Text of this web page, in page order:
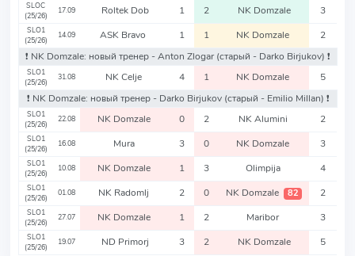
SLOC
(25/26)
17.09 Roltek Dob 1 2 NK Domzale 3
SLO1
(25/26)
14.09 ASK Bravo 1 1 NK Domzale
2
❗️ NK Domzale: новый тренер - Anton Zlogar(старый - Darko Birjukov) ❗️
SLO1
(25/26)
31.08 NK Celje 4 1 NK Domzale
5
❗️ NK Domzale: новый тренер - Darko Birjukov (старый - Emilio Millan) ❗️
SLO1
(25/26)
22.08 NK Domzale 0 2 NK Alumini 2
SLO1
(25/26)
16.08 Mura 3 0 NK Domzale 3
SLO1
(25/26)
10.08 NK Domzale 1 3 Olimpija 4
SLO1
(25/26)
01.08 NK Radomlj 2 0 NK Domzale 82 2
SLO1
(25/26)
27.07 NK Domzale 1 2 Maribor 3
SLO1
(25/26)
19.07 ND Primorj 3 2 NK Domzale 5